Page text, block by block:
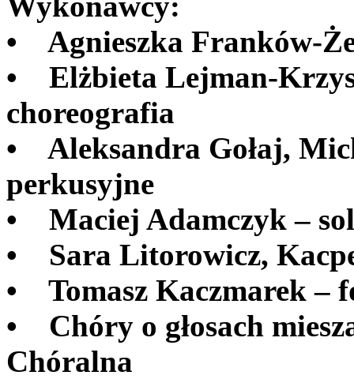
• Agnieszka Franków-
• Elżbieta Lejman-
choreografia
• Aleksandra Gołaj,
perkusyjne
• Maciej Adamczyk –
• Sara Litorowicz,
• Tomasz Kaczmarek –
• Chóry o głosach
Chóralna